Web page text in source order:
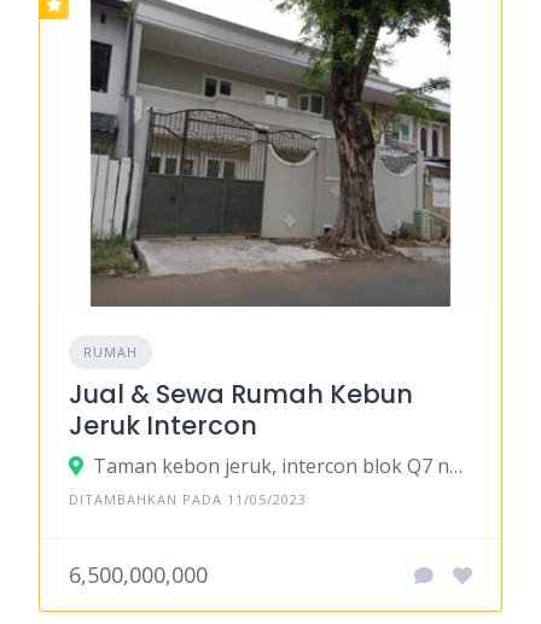
RUMAH
Jual & Sewa Rumah Kebun
Jeruk Intercon
Taman kebon jeruk, intercon blok Q7 no 31, Srengseng, Kec. Kembangan, Kota Jakarta Barat, Daerah Khusus Ibukota Jakarta
DITAMBAHKAN PADA 11/05/2023
6,500,000,000